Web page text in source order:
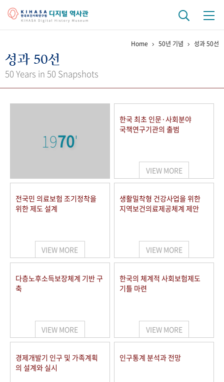
걸어온 길 기관 변천사
키워드로 보는 연구 역사
연구자들
사진 아카이브 문서 기록물 행정박물 영상 기록물
50+1 주년 기념
세계와 함께 한 KIHASA
VR 역사관
Home 50년 기념 성과 50선
성과 50선
50 Years in 50 Snapshots
1970'
한국 최초 인문·사회분야
국책연구기관의 출범
VIEW MORE
전국민 의료보험 조기정착을
위한 제도 설계
VIEW MORE
생활밀착형 건강사업을 위한
지역보건의료제공체계 제안
VIEW MORE
다층노후소득보장체계 기반 구
축
VIEW MORE
한국의 체계적 사회보험제도
기틀 마련
VIEW MORE
경제개발기 인구 및 가족계획
의 설계와 실시
인구통계 분석과 전망